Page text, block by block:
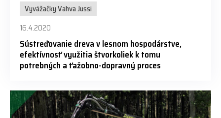
Vyvážačky Vahva Jussi
16.4.2020
Sústreďovanie dreva v lesnom hospodárstve,
efektívnosť využitia štvorkoliek k tomu
potrebných a ťažobno-dopravný proces